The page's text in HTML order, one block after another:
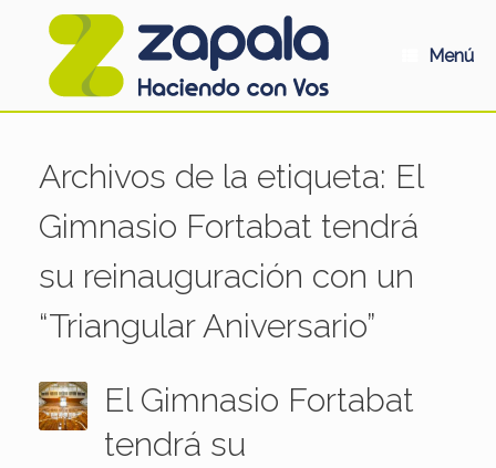
Menú
Archivos de la etiqueta: El
Gimnasio Fortabat tendrá
su reinauguración con un
“Triangular Aniversario”
El Gimnasio Fortabat
tendrá su